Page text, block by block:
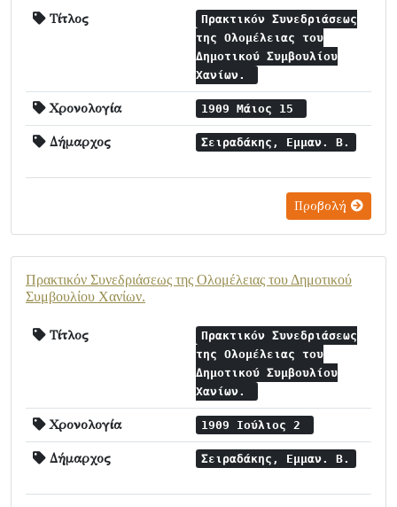
Τίτλος
Πρακτικόν Συνεδριάσεως
της Ολομέλειας του
Δημοτικού Συμβουλίου
Χανίων.
Χρονολογία 1909 Μάιος 15
Δήμαρχος Σειραδάκης, Εμμαν. Β.
Προβολή
Πρακτικόν Συνεδριάσεως της Ολομέλειας του Δημοτικού
Συμβουλίου Χανίων.
Τίτλος
Πρακτικόν Συνεδριάσεως
της Ολομέλειας του
Δημοτικού Συμβουλίου
Χανίων.
Χρονολογία 1909 Ιούλιος 2
Δήμαρχος Σειραδάκης, Εμμαν. Β.